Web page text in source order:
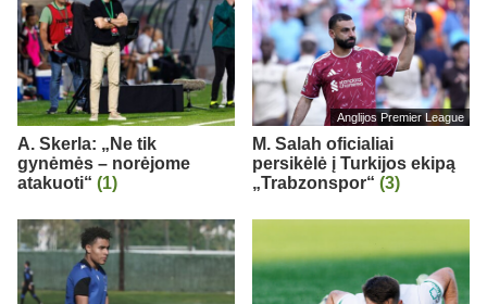
A. Skerla: „Ne tik
gynėmės – norėjome
atakuoti“ (1)
Anglijos Premier League
M. Salah oficialiai
persikėlė į Turkijos ekipą
„Trabzonspor“ (3)